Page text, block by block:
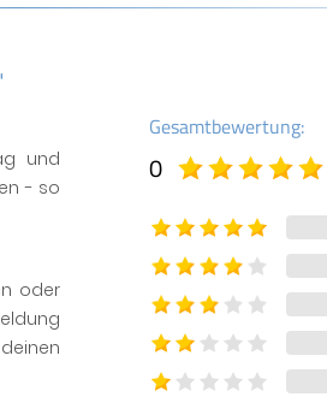
Gesamtbewertung:
0
und
- so
oder